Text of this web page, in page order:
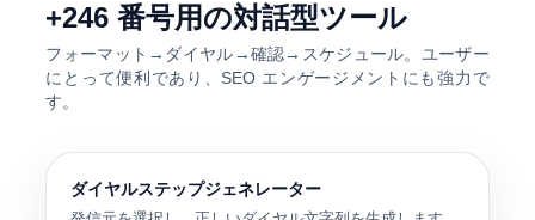
+246 番号用の対話型ツール
フォーマット→ダイヤル→確認→スケジュール。ユーザー
にとって便利であり、SEO エンゲージメントにも強力で
す。
ダイヤルステップジェネレーター